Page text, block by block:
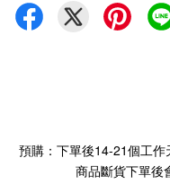
預購：下單後14-21個工
商品斷貨下單後